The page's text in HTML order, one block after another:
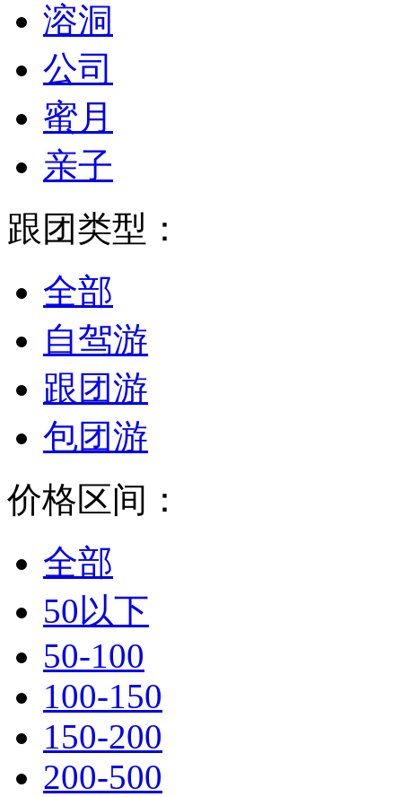
溶洞
公司
蜜月
亲子
跟团类型：
全部
自驾游
跟团游
包团游
价格区间：
全部
50以下
50-100
100-150
150-200
200-500